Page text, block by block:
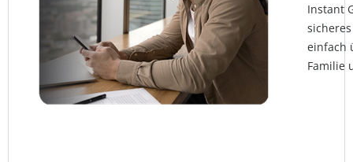
Instant
einfach
Familie